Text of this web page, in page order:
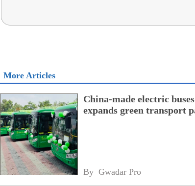
More Articles
China-made electric
expands green transport
By Gwadar Pro